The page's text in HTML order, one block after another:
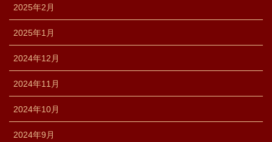
2025年2月
2025年1月
2024年12月
2024年11月
2024年10月
2024年9月